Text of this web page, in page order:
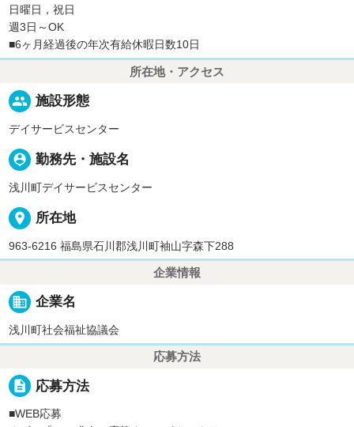
日曜日，祝日
週3日～OK
■6ヶ月経過後の年次有給休暇日数10日
所在地・アクセス
people 施設形態
デイサービスセンター
person_pin 勤務先・施設名
浅川町デイサービスセンター
place 所在地
963-6216 福島県石川郡浅川町袖山字森下288
企業情報
business 企業名
浅川町社会福祉協議会
応募方法
description 応募方法
■WEB応募